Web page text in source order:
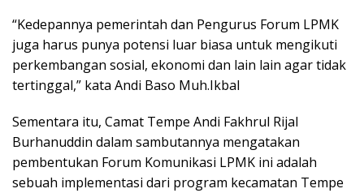
“Kedepannya pemerintah dan Pengurus Forum LPMK
juga harus punya potensi luar biasa untuk mengikuti
perkembangan sosial, ekonomi dan lain lain agar tidak
tertinggal,” kata Andi Baso Muh.Ikbal
Sementara itu, Camat Tempe Andi Fakhrul Rijal
Burhanuddin dalam sambutannya mengatakan
pembentukan Forum Komunikasi LPMK ini adalah
sebuah implementasi dari program kecamatan Tempe